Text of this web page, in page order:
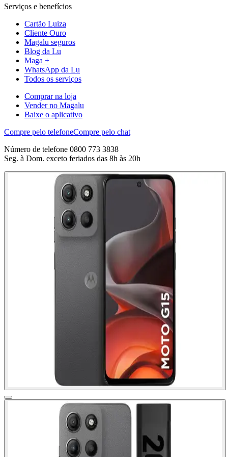
Serviços e benefícios
Cartão Luiza
Cliente Ouro
Magalu seguros
Blog da Lu
Maga +
WhatsApp da Lu
Todos os serviços
Comprar na loja
Vender no Magalu
Baixe o aplicativo
Compre pelo telefoneCompre pelo chat
Número de telefone 0800 773 3838
Seg. à Dom. exceto feriados das 8h às 20h